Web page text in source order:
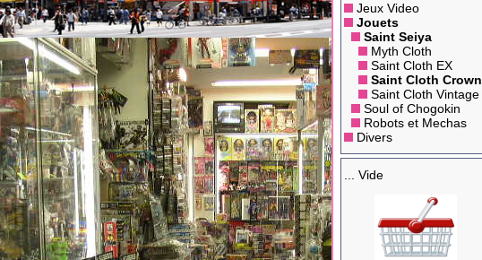
Jeux Video
Jouets
Saint Seiya
Myth Cloth
Saint Cloth EX
Saint Cloth Crown
Saint Cloth Vintage
Soul of Chogokin
Robots et Mechas
Divers
... Vide